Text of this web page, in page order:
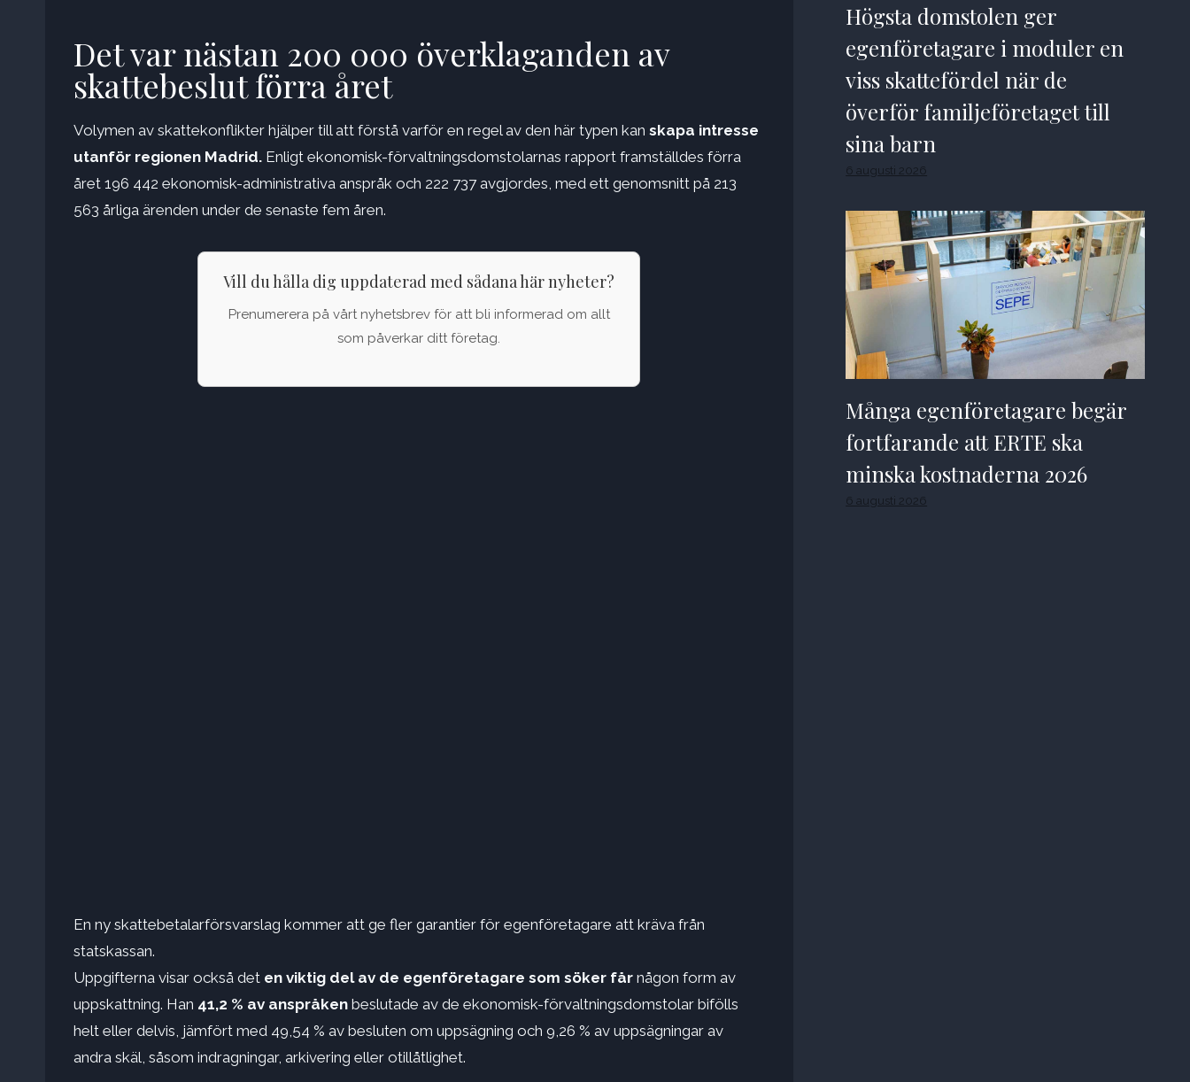
Det var nästan 200 000 överklaganden av
skattebeslut förra året
Volymen av skattekonflikter hjälper till att förstå varför en regel av den här typen kan skapa intresse
utanför regionen Madrid. Enligt ekonomisk-förvaltningsdomstolarnas rapport framställdes förra
året 196 442 ekonomisk-administrativa anspråk och 222 737 avgjordes, med ett genomsnitt på 213
563 årliga ärenden under de senaste fem åren.
Vill du hålla dig uppdaterad med sådana här nyheter?
Prenumerera på vårt nyhetsbrev för att bli informerad om allt
som påverkar ditt företag.
En ny skattebetalarförsvarslag kommer att ge fler garantier för egenföretagare att kräva från
statskassan.
Uppgifterna visar också det en viktig del av de egenföretagare som söker får någon form av
uppskattning. Han 41,2 % av anspråken beslutade av de ekonomisk-förvaltningsdomstolar bifölls
helt eller delvis, jämfört med 49,54 % av besluten om uppsägning och 9,26 % av uppsägningar av
andra skäl, såsom indragningar, arkivering eller otillåtlighet.
Högsta domstolen ger
egenföretagare i moduler en
viss skattefördel när de
överför familjeföretaget till
sina barn
6 augusti 2026
Många egenföretagare begär
fortfarande att ERTE ska
minska kostnaderna 2026
6 augusti 2026